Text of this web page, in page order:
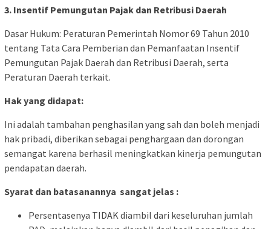
3. Insentif Pemungutan Pajak dan Retribusi Daerah
Dasar Hukum: Peraturan Pemerintah Nomor 69 Tahun 2010
tentang Tata Cara Pemberian dan Pemanfaatan Insentif
Pemungutan Pajak Daerah dan Retribusi Daerah, serta
Peraturan Daerah terkait.
Hak yang didapat:
Ini adalah tambahan penghasilan yang sah dan boleh menjadi
hak pribadi, diberikan sebagai penghargaan dan dorongan
semangat karena berhasil meningkatkan kinerja pemungutan
pendapatan daerah.
Syarat dan batasanannya sangat jelas :
Persentasenya TIDAK diambil dari keseluruhan jumlah